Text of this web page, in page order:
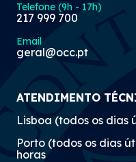
Telefone (9h - 17h)
217 999 700
Email
geral@occ.pt
ATENDIMENTO
Lisboa (todos os dias
Porto (todos os dias
horas